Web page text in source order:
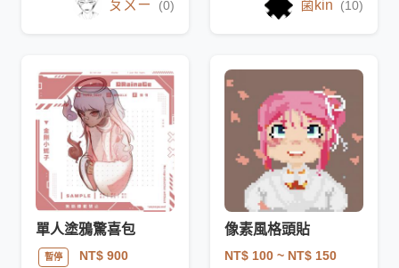
ㄆㄨㄧ (0) 菌kin (10)
單人塗鴉驚喜包
暫停 NT$ 900
像素風格頭貼
NT$ 100 ~ NT$ 150